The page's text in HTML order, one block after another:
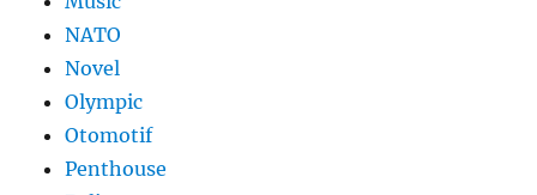
NATO
Novel
Olympic
Otomotif
Penthouse